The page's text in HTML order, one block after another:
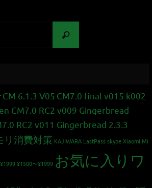
CM 6.1.3 V05 CM7.0 final v015 k002
CM7.0 RC2 v009 Gingerbread
RC2 v011 Gingerbread 2.3.3
リ消費対策 KAJIWARA LastPass skype Xiaomi Mi
¥1500〜¥1999 お気に入りワ